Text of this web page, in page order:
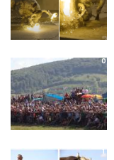
0
1